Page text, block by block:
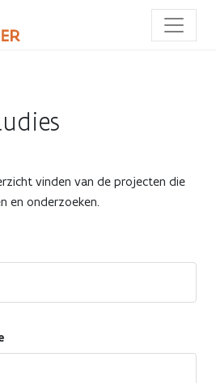
vinden van de projecten die
en onderzoeken.